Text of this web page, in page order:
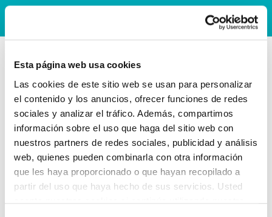
Esta página web usa cookies
Las cookies de este sitio web se usan para personalizar
el contenido y los anuncios, ofrecer funciones de redes
sociales y analizar el tráfico. Además, compartimos
información sobre el uso que haga del sitio web con
nuestros partners de redes sociales, publicidad y análisis
web, quienes pueden combinarla con otra información
que les haya proporcionado o que hayan recopilado a
partir del uso que haya hecho de sus servicios. Usted